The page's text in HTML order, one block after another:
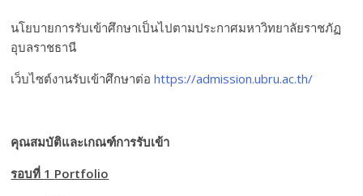
นโยบายการรับเข้าศึกษาเป็นไปตามประกาศมหาวิทยาลัยราชภัฏ
อุบลราชธานี
เว็บไซต์งานรับเข้าศึกษาต่อhttps://admission.ubru.ac.th/
คุณสมบัติและเกณฑ์การรับเข้า
รอบที่ 1 Portfolio